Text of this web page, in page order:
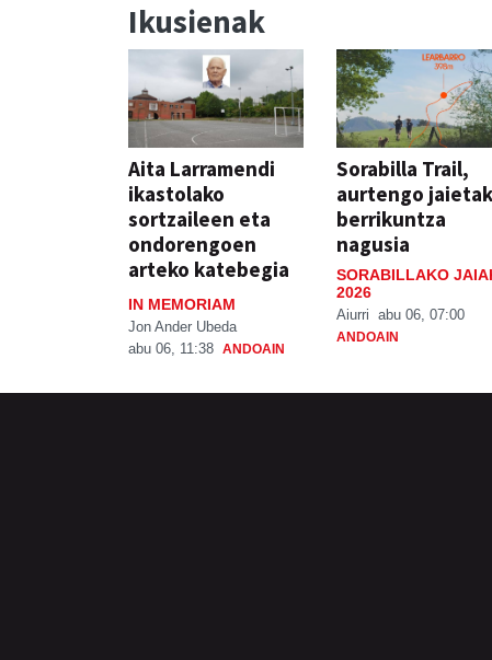
Ikusienak
Aita Larramendi
ikastolako
sortzaileen eta
ondorengoen
arteko katebegia
IN MEMORIAM
Jon Ander Ubeda
abu 06, 11:38 ANDOAIN
Sorabilla Trail,
aurtengo
berrikuntza
nagusia
SORABILLAKO
2026
Aiurri abu 06, 07:00
ANDOAIN